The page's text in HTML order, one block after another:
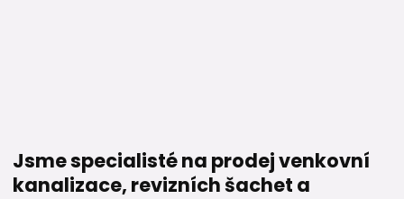
Jsme specialisté na prodej venkovní
kanalizace, revizních šachet a